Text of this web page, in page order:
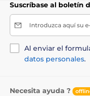
Suscríbase al boletín
Introduzca aquí su
Al enviar el
datos personales.
Necesita ayuda ?